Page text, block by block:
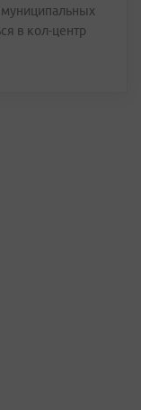
муниципальных
в кол-центр